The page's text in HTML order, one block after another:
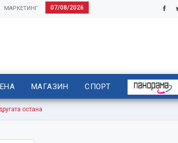
07/08/2026
МАРКЕТИНГ
МАГАЗИН СПОРТ
остана